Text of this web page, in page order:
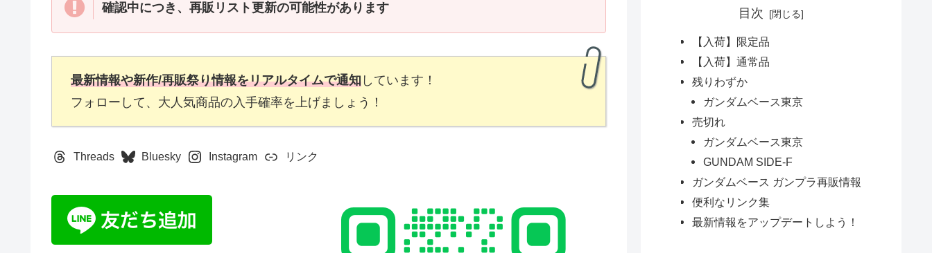
確認中につき、 再販リスト更新の可能性があります
最新情報や新作/再販祭り情報をリアルタイムで通知 しています！
フォローして、大人気商品の入手確率を上げましょう！
Threads Bluesky Instagram リンク
目次
【入荷】限定品
【入荷】通常品
残りわずか
ガンダムベース東京
売切れ
ガンダムベース東京
GUNDAM SIDE-F
ガンダムベース ガンプラ再販情報
便利なリンク集
最新情報をアップデートしよう！